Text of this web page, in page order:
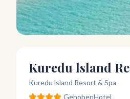
Kuredu lsland
Kuredu lsland Resort & Spa
GehobenHotel